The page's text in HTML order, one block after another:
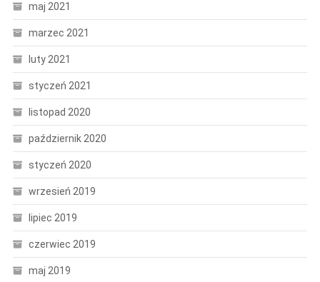
maj 2021
marzec 2021
luty 2021
styczeń 2021
listopad 2020
październik 2020
styczeń 2020
wrzesień 2019
lipiec 2019
czerwiec 2019
maj 2019